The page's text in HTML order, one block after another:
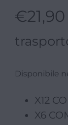
€21,90
Disponibile
X12
X6